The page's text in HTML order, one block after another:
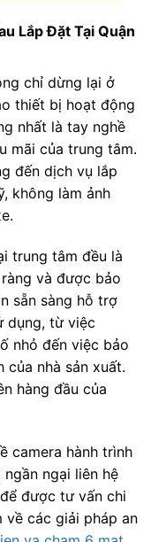
Lắp Đặt Tại Quận
chỉ dừng lại ở
thiết bị hoạt động
nhất là tay nghề
mãi của trung tâm.
đến dịch vụ lắp
không làm ảnh
trung tâm đều là
và được bảo
sẵn sàng hỗ trợ
dụng, từ việc
nhỏ đến việc bảo
của nhà sản xuất.
hàng đầu của
camera hành trình
ngại liên hệ
để được tư vấn chi
về các giải pháp an